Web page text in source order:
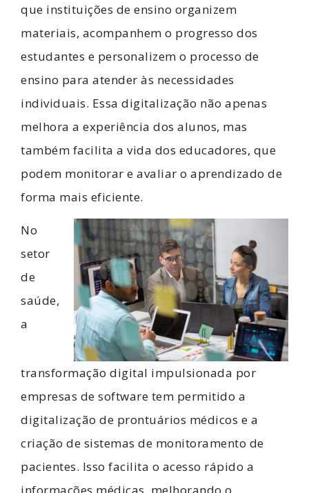
que instituições de ensino organizem
materiais, acompanhem o progresso dos
estudantes e personalizem o processo de
ensino para atender às necessidades
individuais. Essa digitalização não apenas
melhora a experiência dos alunos, mas
também facilita a vida dos educadores, que
podem monitorar e avaliar o aprendizado de
forma mais eficiente.
No
setor
de
saúde,
a
transformação digital impulsionada por
empresas de software tem permitido a
digitalização de prontuários médicos e a
criação de sistemas de monitoramento de
pacientes. Isso facilita o acesso rápido a